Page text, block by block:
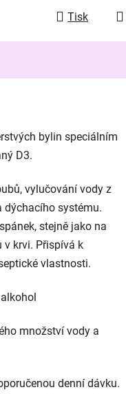
Tisk
bylin speciálním
D3.
vylučování vody z
dýchacího systému.
stejně jako na
v krvi. Přispívá k
vlastnosti.
množství vody a
denní dávku.